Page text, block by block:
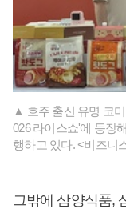
▲ 호주 출신 유명 코
026 라이스쇼'에 등장
행하고 있다. <비즈니
그밖에 삼양식품,